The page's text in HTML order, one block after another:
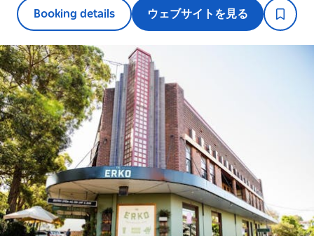
Booking details ウェブサイトを見る